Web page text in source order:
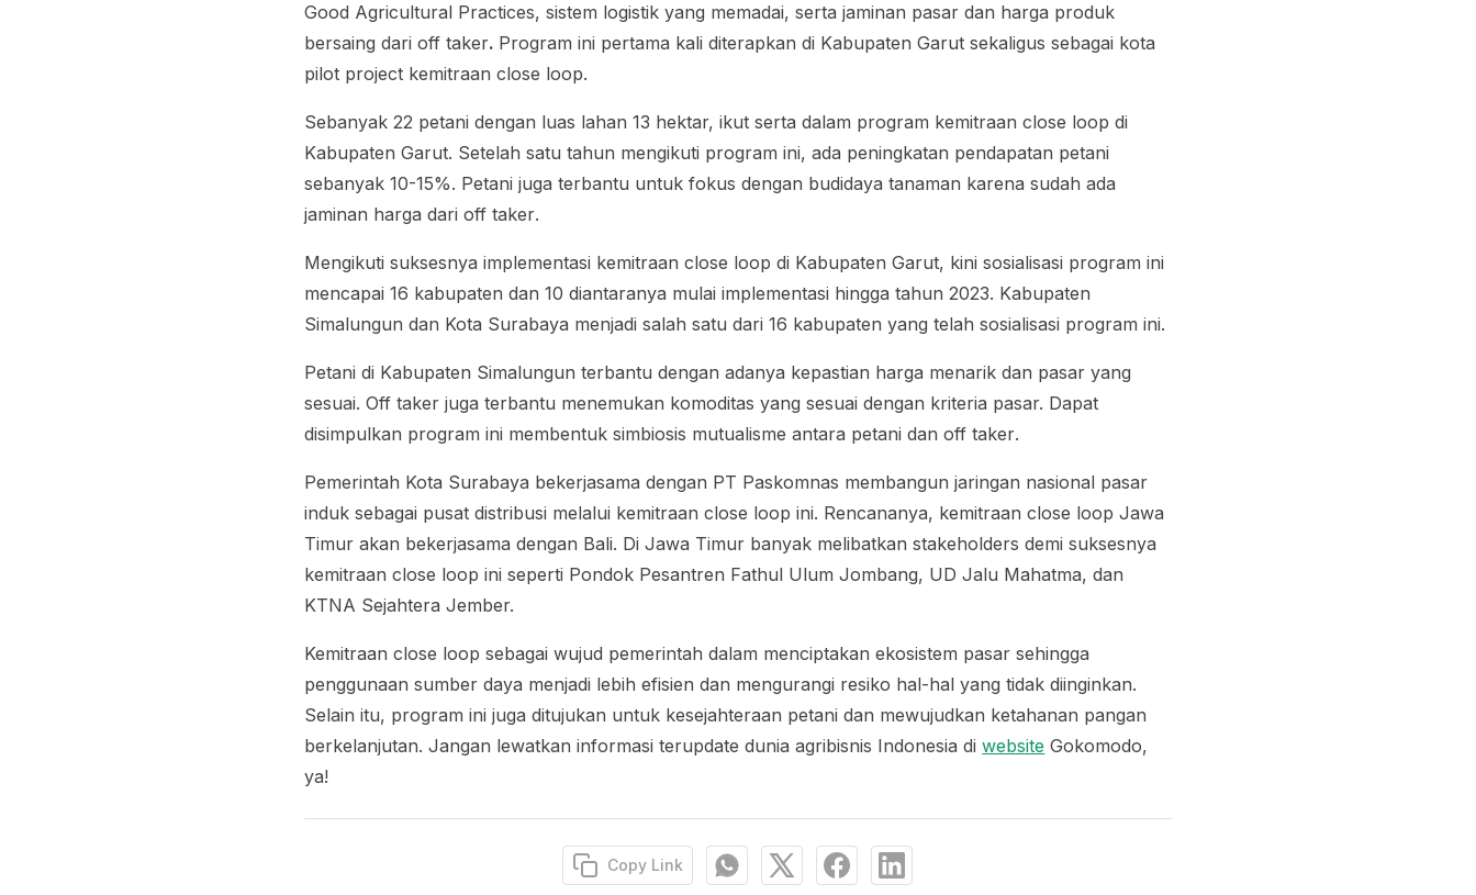
Good Agricultural Practices, sistem logistik yang memadai, serta jaminan pasar dan harga produk
bersaing darioff taker. Program ini pertama kali diterapkan di Kabupaten Garut sekaligus sebagai kota
pilot project kemitraanclose loop.
Sebanyak 22 petani dengan luas lahan 13 hektar, ikut serta dalam program kemitraanclose loop di
Kabupaten Garut. Setelah satu tahun mengikuti program ini, ada peningkatan pendapatan petani
sebanyak 10-15%. Petani juga terbantu untuk fokus dengan budidaya tanaman karena sudah ada
jaminan harga darioff taker.
Mengikuti suksesnya implementasi kemitraanclose loop di Kabupaten Garut, kini sosialisasi program ini
mencapai 16 kabupaten dan 10 diantaranya mulai implementasi hingga tahun 2023. Kabupaten
Simalungun dan Kota Surabaya menjadi salah satu dari 16 kabupaten yang telah sosialisasi program ini.
Petani di Kabupaten Simalungun terbantu dengan adanya kepastian harga menarik dan pasar yang
sesuai.Off taker juga terbantu menemukan komoditas yang sesuai dengan kriteria pasar. Dapat
disimpulkan program ini membentuk simbiosis mutualisme antara petani danoff taker.
Pemerintah Kota Surabaya bekerjasama dengan PT Paskomnas membangun jaringan nasional pasar
induk sebagai pusat distribusi melalui kemitraanclose loop ini. Rencananya, kemitraanclose loop Jawa
Timur akan bekerjasama dengan Bali. Di Jawa Timur banyak melibatkanstakeholders demi suksesnya
kemitraanclose loopini seperti Pondok Pesantren Fathul Ulum Jombang, UD Jalu Mahatma, dan
KTNA Sejahtera Jember.
Kemitraanclose loop sebagai wujud pemerintah dalam menciptakan ekosistem pasar sehingga
penggunaan sumber daya menjadi lebih efisien dan mengurangi resiko hal-hal yang tidak diinginkan.
Selain itu, program ini juga ditujukan untuk kesejahteraan petani dan mewujudkan ketahanan pangan
berkelanjutan. Jangan lewatkan informasi terupdate dunia agribisnis Indonesia diwebsite Gokomodo,
ya!
Copy Link